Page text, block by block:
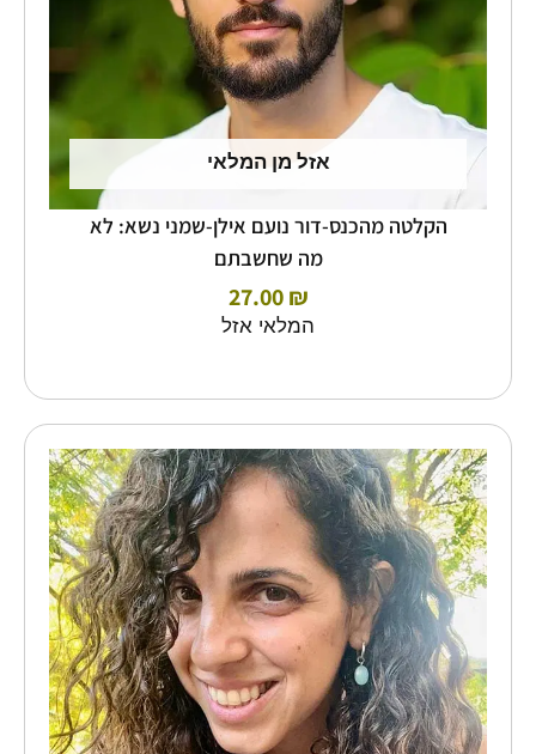
אזל מן המלאי
הקלטה מהכנס-דור נועם אילן-שמני נשא: לא
מה שחשבתם
27.00₪
המלאי אזל
של
הקלטה
מהכנס-טל
שדה-מה
מסתתר
בטיפה